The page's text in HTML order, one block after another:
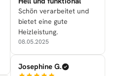
Schön verarbeitet und
bietet eine gute
Heizleistung.
08.05.2025
Josephine G.